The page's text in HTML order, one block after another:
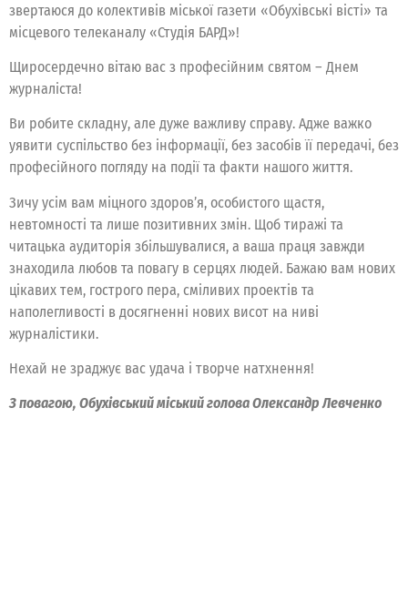
звертаюся до колективів міської газети «Обухівські вісті» та
місцевого телеканалу «Студія БАРД»!
Щиросердечно вітаю вас з професійним святом – Днем
журналіста!
Ви робите складну, але дуже важливу справу. Адже важко
уявити суспільство без інформації, без засобів її передачі, без
професійного погляду на події та факти нашого життя.
Зичу усім вам міцного здоров’я, особистого щастя,
невтомності та лише позитивних змін. Щоб тиражі та
читацька аудиторія збільшувалися, а ваша праця завжди
знаходила любов та повагу в серцях людей. Бажаю вам нових
цікавих тем, гострого пера, сміливих проектів та
наполегливості в досягненні нових висот на ниві
журналістики.
Нехай не зраджує вас удача і творче натхнення!
З повагою, Обухівський міський голова Олександр Левченко